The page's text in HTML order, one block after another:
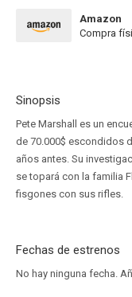
Amazon
Compra
Sinopsis
Pete Marshall es un
de 70.000$ escondidos
años antes. Su
se topará con la familia
fisgones con sus rifles.
Fechas de estrenos
No hay ninguna fecha.